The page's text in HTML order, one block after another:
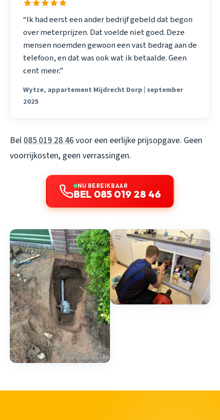
“Ik had eerst een ander bedrijf gebeld dat begon
over meterprijzen. Dat voelde niet goed. Deze
mensen noemden gewoon een vast bedrag aan de
telefoon, en dat was ook wat ik betaalde. Geen
cent meer.”
Wytze, appartement Mijdrecht Dorp | september
2025
Bel085 019 28 46voor een eerlijke prijsopgave. Geen
voorrijkosten, geen verrassingen.
NU BEREIKBAAR
BEL 085 019 28 46